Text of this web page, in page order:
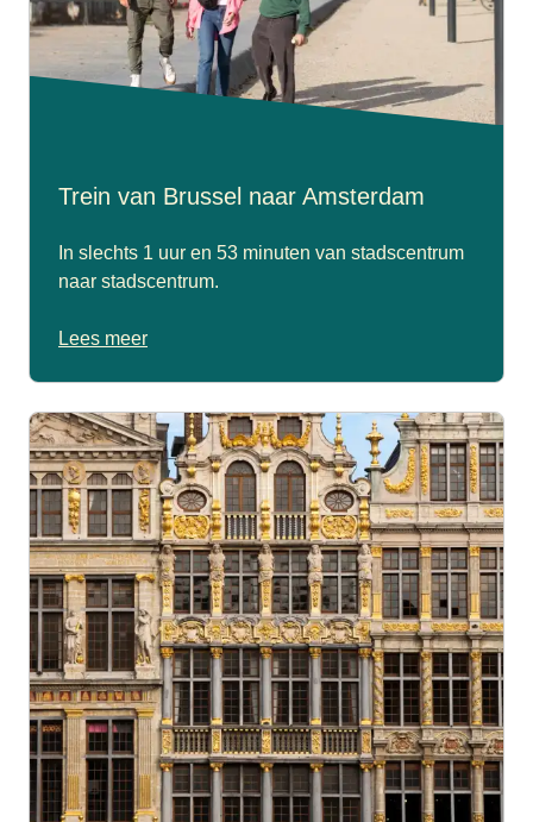
Trein van Brussel naar Amsterdam
In slechts 1 uur en 53 minuten van stadscentrum
naar stadscentrum.
Lees meer